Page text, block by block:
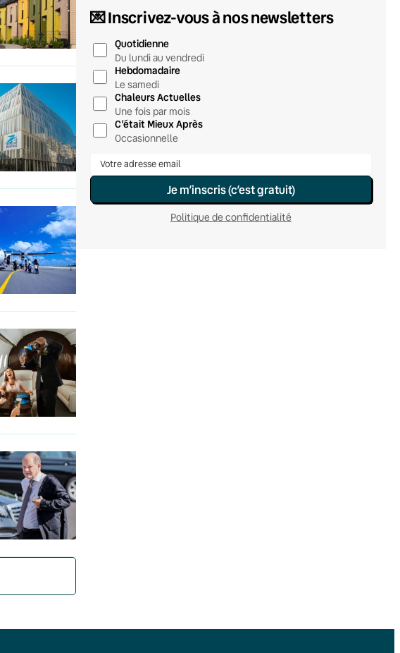
💌 Inscrivez-vous à nos newsletters
Quotidienne
Du lundi au vendredi
Hebdomadaire
Le samedi
Chaleurs Actuelles
Une fois par mois
C’était Mieux Après
Occasionnelle
Je m’inscris (c’est gratuit)
Politique de confidentialité